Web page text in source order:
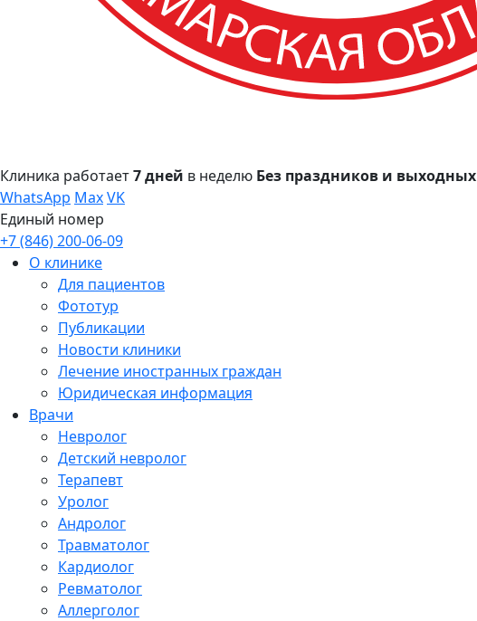
Клиника работает7 дней в неделю Без праздников и выходных
WhatsApp MaxVK
Единый номер
+7 (846) 200-06-09
О клинике
Для пациентов
Фототур
Публикации
Новости клиники
Лечение иностранных граждан
Юридическая информация
Врачи
Невролог
Детский невролог
Терапевт
Уролог
Андролог
Травматолог
Кардиолог
Ревматолог
Аллерголог